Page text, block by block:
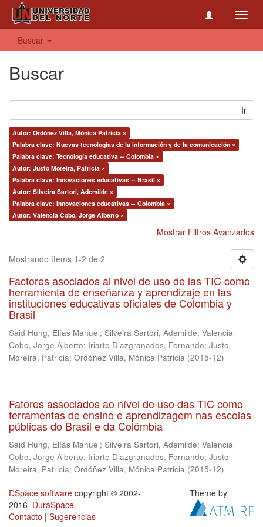
Buscar
Buscar
Ir
Autor: Ordóñez Villa, Mónica Patricia ×
Palabra clave: Nuevas tecnologías de la información y de la comunicación ×
Palabra clave: Tecnología educativa -- Colombia ×
Autor: Justo Moreira, Patricia ×
Palabra clave: Innovaciones educativas -- Brasil ×
Autor: Silveira Sartori, Ademilde ×
Palabra clave: Innovaciones educativas -- Colombia ×
Autor: Valencia Cobo, Jorge Alberto ×
Mostrar Filtros Avanzados
Mostrando ítems 1-2 de 2
Factores asociados al nivel de uso de las TIC como
herramienta de enseñanza y aprendizaje en las
instituciones educativas oficiales de Colombia y
Brasil
Said Hung, Elías Manuel; Silveira Sartori, Ademilde; Valencia
Cobo, Jorge Alberto; Iriarte Diazgranados, Fernando; Justo
Moreira, Patricia; Ordóñez Villa, Mónica Patricia (2015-12)
Fatores associados ao nível de uso das TIC como
ferramentas de ensino e aprendizagem nas escolas
públicas do Brasil e da Colômbia
Said Hung, Elías Manuel; Silveira Sartori, Ademilde; Valencia
Cobo, Jorge Alberto; Iriarte Diazgranados, Fernando; Justo
Moreira, Patricia; Ordóñez Villa, Mónica Patricia (2015-12)
DSpace software copyright © 2002-
2016 DuraSpace
Contacto | Sugerencias
Theme by